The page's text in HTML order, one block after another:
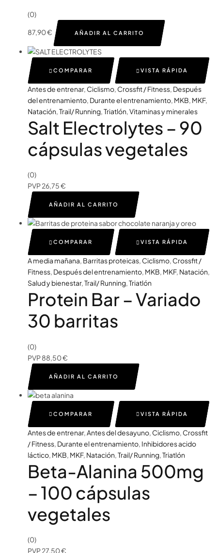
(0)
87,90€ AÑADIR AL CARRITO
COMPARAR VISTA RÁPIDA
Antes de entrenar, Ciclismo, Crossfit / Fitness, Después
del entrenamiento, Durante el entrenamiento, MKB, MKF,
Natación,Trail/ Running,Triatlón,Vitaminas y minerales
Salt Electrolytes – 90
cápsulas vegetales
(0)
PVP26,75€
AÑADIR AL CARRITO
COMPARAR VISTA RÁPIDA
A media mañana, Barritas proteicas, Ciclismo, Crossfit /
Fitness, Después del entrenamiento, MKB, MKF, Natación,
Salud y bienestar,Trail/ Running,Triatlón
Protein Bar – Variado
30 barritas
(0)
PVP88,50€
AÑADIR AL CARRITO
COMPARAR VISTA RÁPIDA
Antes de entrenar,Antes del desayuno, Ciclismo, Crossfit
/ Fitness, Durante el entrenamiento, Inhibidores acido
láctico, MKB, MKF, Natación,Trail/ Running,Triatlón
Beta-Alanina 500mg
– 100 cápsulas
vegetales
(0)
PVP27,50€